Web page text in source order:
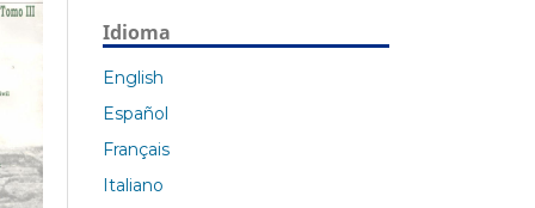
Idioma
English
Español
Français
Italiano